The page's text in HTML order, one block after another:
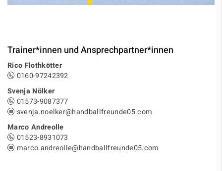
Trainer*innen und Ansprechpartner*innen
Rico Flothkötter
0160-97242392
Svenja Nölker
01573-9087377‬
svenja.noelker@handballfreunde05.com
Marco Andreolle
01523-8931073‬
marco.andreolle@handballfreunde05.com